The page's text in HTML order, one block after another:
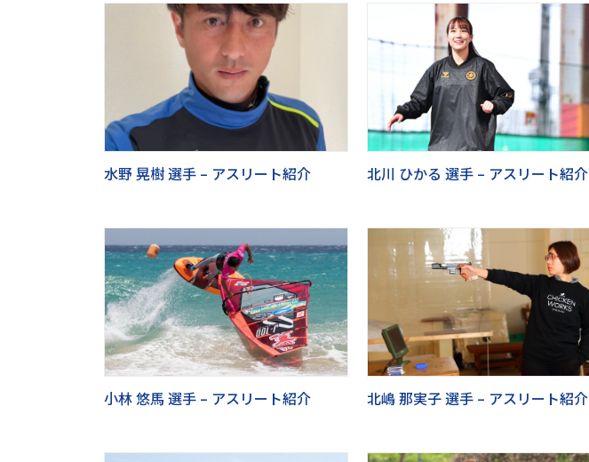
水野 晃樹 選手 – アスリート紹介 北川 ひかる 選手 – アスリート紹介
小林 悠馬 選手 – アスリート紹介 北嶋 那実子 選手 – アスリート紹介